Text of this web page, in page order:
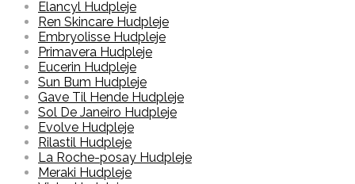
Elancyl Hudpleje
Ren Skincare Hudpleje
Embryolisse Hudpleje
Primavera Hudpleje
Eucerin Hudpleje
Sun Bum Hudpleje
Gave Til Hende Hudpleje
Sol De Janeiro Hudpleje
Evolve Hudpleje
Rilastil Hudpleje
La Roche-posay Hudpleje
Meraki Hudpleje